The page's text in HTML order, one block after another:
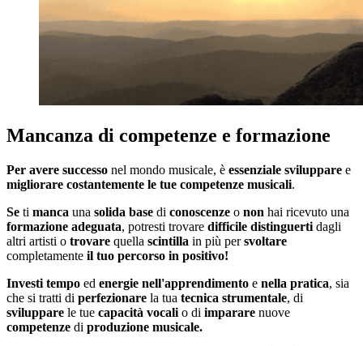
Mancanza di competenze e formazione
Per avere successo nel mondo musicale, è essenziale sviluppare e
migliorare costantemente le tue competenze musicali.
Se ti manca una solida base di conoscenze o non hai ricevuto una
formazione adeguata, potresti trovare difficile distinguerti dagli
altri artisti o trovare quella scintilla in più persvoltare
completamente il tuo percorso in positivo!
Investi tempo ed energie nell'apprendimento e nella pratica, sia
che si tratti di perfezionare la tua tecnica strumentale, di
sviluppare le tue capacità vocali o di imparare nuove
competenze di produzione musicale.